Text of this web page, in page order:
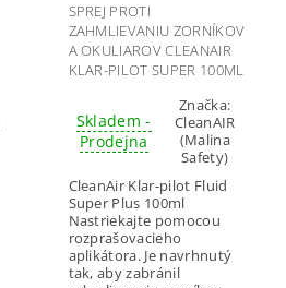
SPREJ PROTI
ZAHMLIEVANIU ZORNÍKOV
A OKULIAROV CLEANAIR
KLAR-PILOT SUPER 100ML
Skladem -
Prodejna
Značka:
CleanAIR
(Malina
Safety)
CleanAir Klar-pilot Fluid
Super Plus 100ml
Nastriekajte pomocou
rozprašovacieho
aplikátora. Je navrhnutý
tak, aby zabránil